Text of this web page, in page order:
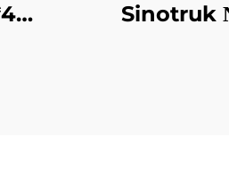
Sinotruk